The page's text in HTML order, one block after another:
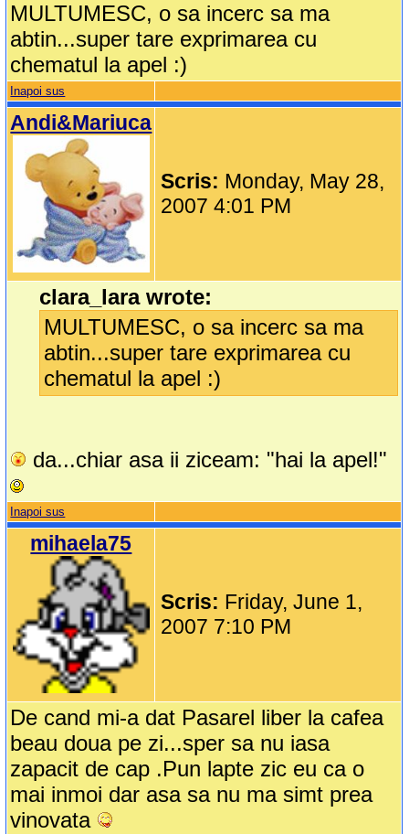
MULTUMESC, o sa incerc sa ma
abtin...super tare exprimarea cu
chematul la apel :)
Inapoi sus
Andi&Mariuca
Scris: Monday, May 28,
2007 4:01 PM
clara_lara wrote:
MULTUMESC, o sa incerc sa ma
abtin...super tare exprimarea cu
chematul la apel :)
da...chiar asa ii ziceam: "hai la apel!"
Inapoi sus
mihaela75
Scris: Friday, June 1,
2007 7:10 PM
De cand mi-a dat Pasarel liber la cafea
beau doua pe zi...sper sa nu iasa
zapacit de cap .Pun lapte zic eu ca o
mai inmoi dar asa sa nu ma simt prea
vinovata